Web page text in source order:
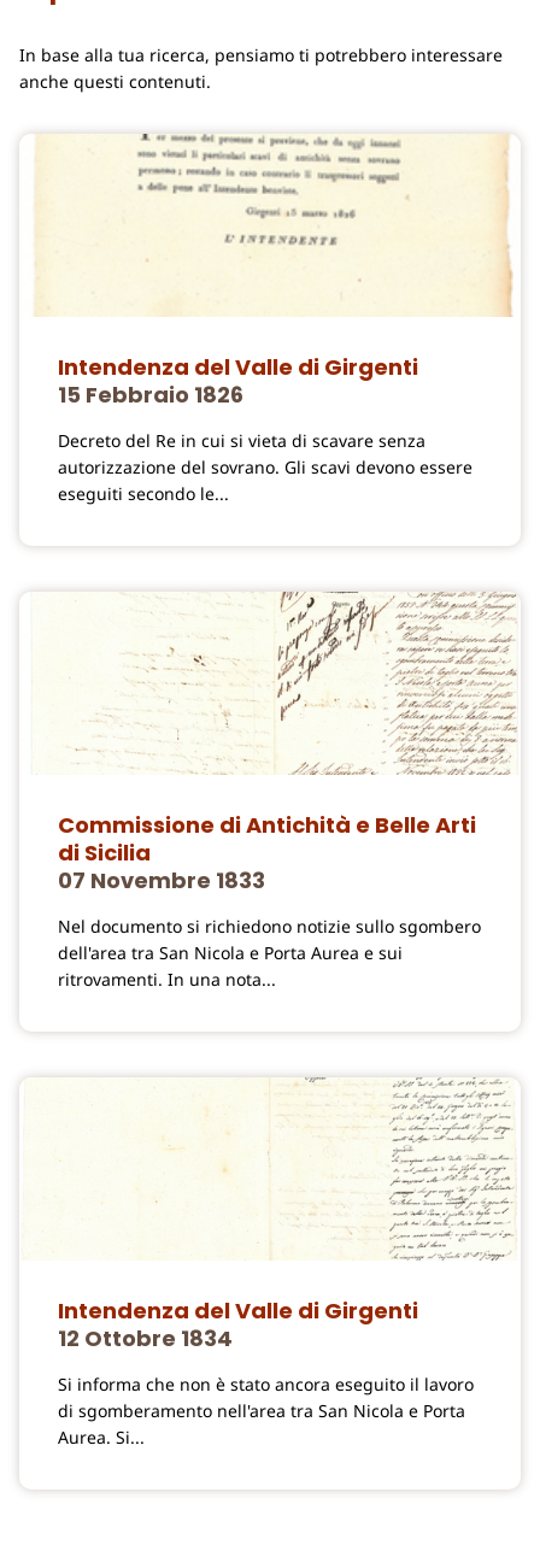
In base alla tua ricerca, pensiamo ti potrebbero interessare
anche questi contenuti.
Intendenza del Valle di Girgenti
15 Febbraio 1826
Decreto del Re in cui si vieta di scavare senza
autorizzazione del sovrano. Gli scavi devono essere
eseguiti secondo le...
Commissione di Antichità e Belle Arti
di Sicilia
07 Novembre 1833
Nel documento si richiedono notizie sullo sgombero
dell'area tra San Nicola e Porta Aurea e sui
ritrovamenti. In una nota...
Intendenza del Valle di Girgenti
12 Ottobre 1834
Si informa che non è stato ancora eseguito il lavoro
di sgomberamento nell'area tra San Nicola e Porta
Aurea. Si...